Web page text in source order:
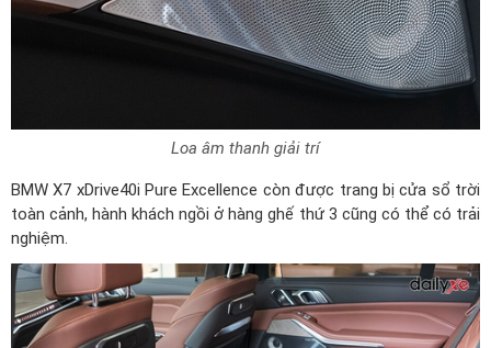
Loa âm thanh giải trí
BMW X7 xDrive40i Pure Excellence còn được trang bị cửa sổ trời
toàn cảnh, hành khách ngồi ở hàng ghế thứ 3 cũng có thể có trải
nghiệm.